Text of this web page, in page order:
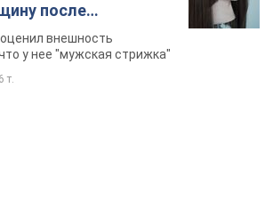
после
скандал.
внешность
у нее "мужская стрижка"
т.